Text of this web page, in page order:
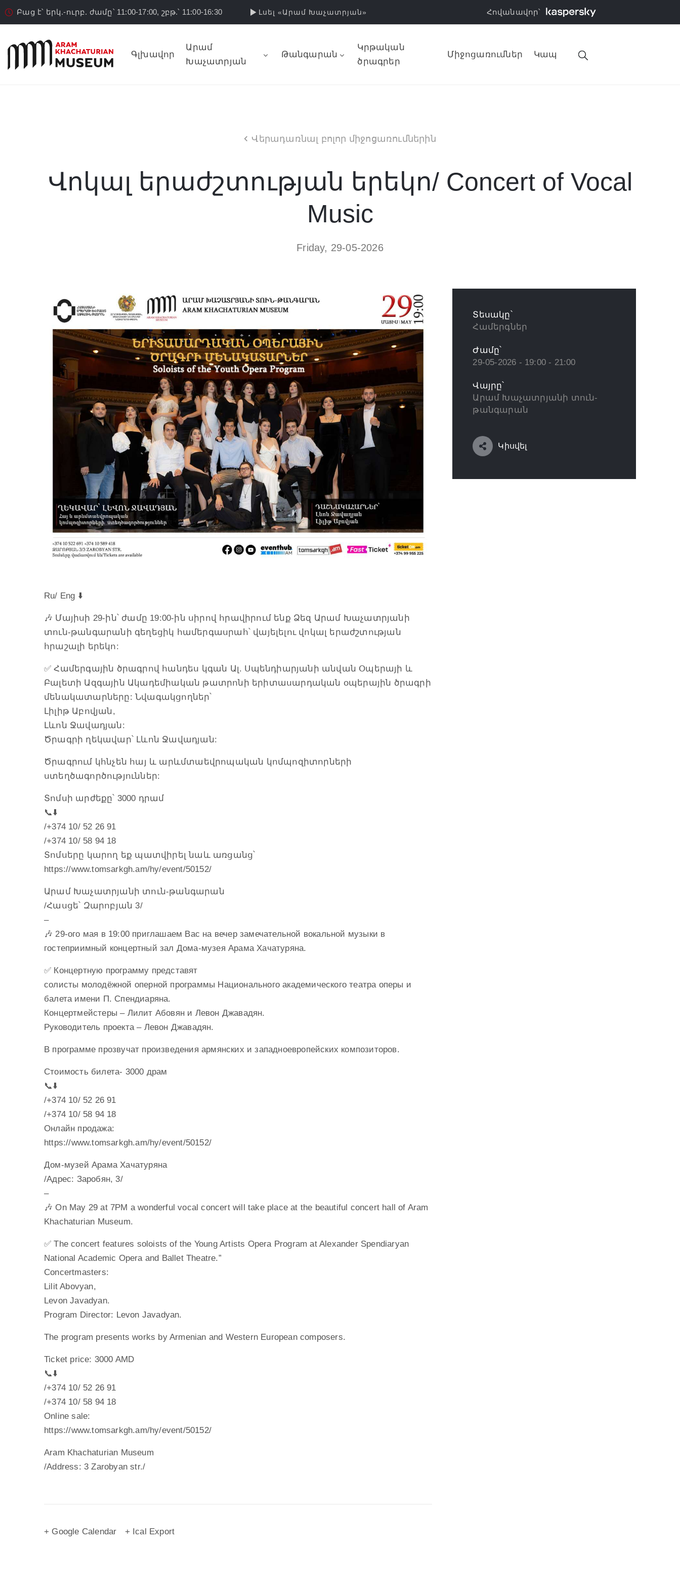
Բաց է՝ երկ.-ուրբ. ժամը՝ 11:00-17:00, շբթ.՝ 11:00-16:30 Լսել «Արամ Խաչատրյան» Հովանավոր՝
Գլխավոր
Արամ
Խաչատրյան
Թանգարան
Կրթական
ծրագրեր
Միջոցառումներ Կապ
Վերադառնալ բոլոր միջոցառումներին
Վոկալ երաժշտության երեկո/ Concert of Vocal
Music
Friday, 29-05-2026
Ru/ Eng ⬇️
🎶 Մայիսի 29-ին՝ ժամը 19:00-ին սիրով հրավիրում ենք Ձեզ Արամ Խաչատրյանի
տուն-թանգարանի գեղեցիկ համերգասրահ՝ վայելելու վոկալ երաժշտության
հրաշալի երեկո:
✅ Համերգային ծրագրով հանդես կգան Ալ. Սպենդիարյանի անվան Օպերայի և
Բալետի Ազգային Ակադեմիական թատրոնի երիտասարդական օպերային ծրագրի
մենակատարները: Նվագակցողներ՝
Լիլիթ Աբովյան,
Լևոն Ջավադյան:
Ծրագրի ղեկավար՝ Լևոն Ջավադյան:
Ծրագրում կհնչեն հայ և արևմտաեվրոպական կոմպոզիտորների
ստեղծագործություններ:
Տոմսի արժեքը՝ 3000 դրամ
📞⬇️
/+374 10/ 52 26 91
/+374 10/ 58 94 18
Տոմսերը կարող եք պատվիրել նաև առցանց՝
https://www.tomsarkgh.am/hy/event/50152/
Արամ Խաչատրյանի տուն-թանգարան
/Հասցե՝ Զարոբյան 3/
–
🎶 29-ого мая в 19:00 приглашаем Вас на вечер замечательной вокальной музыки в
гостеприимный концертный зал Дома-музея Арама Хачатуряна.
✅ Концертную программу представят
солисты молодёжной оперной программы Национального академического театра оперы и
балета имени П. Спендиаряна.
Концертмейстеры – Лилит Абовян и Левон Джавадян.
Руководитель проекта – Левон Джавадян.
В программе прозвучат произведения армянских и западноевропейских композиторов.
Стоимость билета- 3000 драм
📞⬇️
/+374 10/ 52 26 91
/+374 10/ 58 94 18
Онлайн продажа:
https://www.tomsarkgh.am/hy/event/50152/
Дом-музей Арама Хачатуряна
/Адрес: Заробян, 3/
–
🎶 On May 29 at 7PM a wonderful vocal concert will take place at the beautiful concert hall of Aram
Khachaturian Museum.
✅ The concert features soloists of the Young Artists Opera Program at Alexander Spendiaryan
National Academic Opera and Ballet Theatre.”
Concertmasters:
Lilit Abovyan,
Levon Javadyan.
Program Director: Levon Javadyan.
The program presents works by Armenian and Western European composers.
Ticket price: 3000 AMD
📞⬇️
/+374 10/ 52 26 91
/+374 10/ 58 94 18
Online sale:
https://www.tomsarkgh.am/hy/event/50152/
Aram Khachaturian Museum
/Address: 3 Zarobyan str./
+ Google Calendar + Ical Export
Տեսակը՝
Համերգներ
Ժամը՝
29-05-2026 - 19:00 - 21:00
Վայրը՝
Արամ Խաչատրյանի տուն-
թանգարան
Կիսվել